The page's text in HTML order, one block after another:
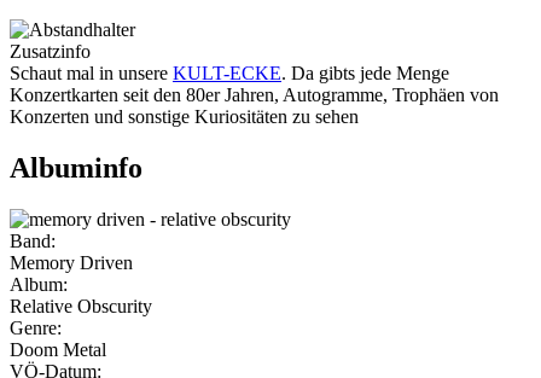
Zusatzinfo
Schaut mal in unsere KULT-ECKE. Da gibts jede Menge
Konzertkarten seit den 80er Jahren, Autogramme, Trophäen von
Konzerten und sonstige Kuriositäten zu sehen
Albuminfo
Band:
Memory Driven
Album:
Relative Obscurity
Genre:
Doom Metal
VÖ-Datum: